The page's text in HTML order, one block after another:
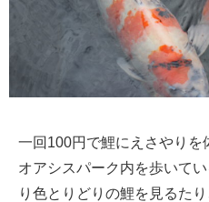
一回100円で鯉にえさやりを
オアシスパーク内を歩いて
り色とりどりの鯉を見るた